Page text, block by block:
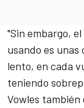
"Sin embargo,
usando es
lento, en cada
teniendo
Vowles también